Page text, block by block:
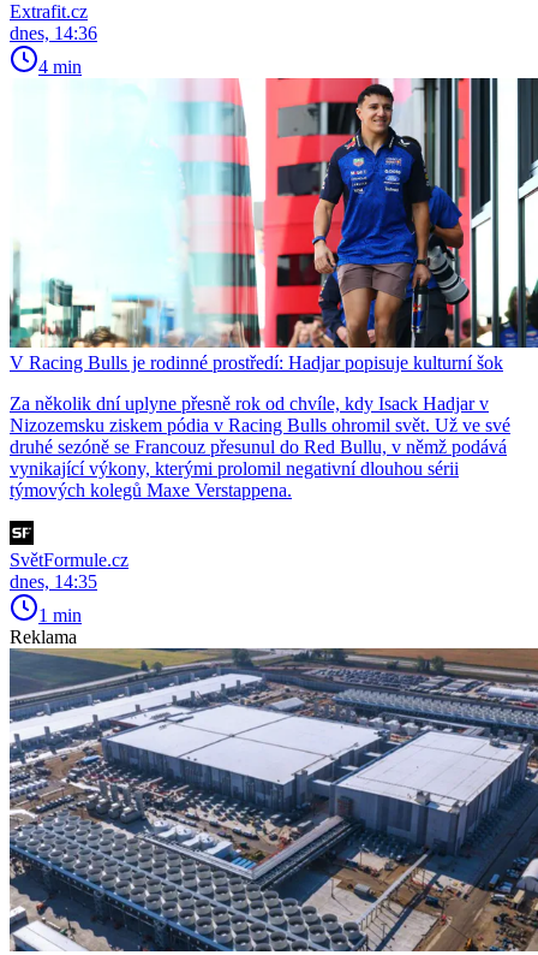
Extrafit.cz
dnes, 14:36
4 min
V Racing Bulls je rodinné prostředí: Hadjar popisuje kulturní šok
Za několik dní uplyne přesně rok od chvíle, kdy Isack Hadjar v
Nizozemsku ziskem pódia v Racing Bulls ohromil svět. Už ve své
druhé sezóně se Francouz přesunul do Red Bullu, v němž podává
vynikající výkony, kterými prolomil negativní dlouhou sérii
týmových kolegů Maxe Verstappena.
SvětFormule.cz
dnes, 14:35
1 min
Reklama